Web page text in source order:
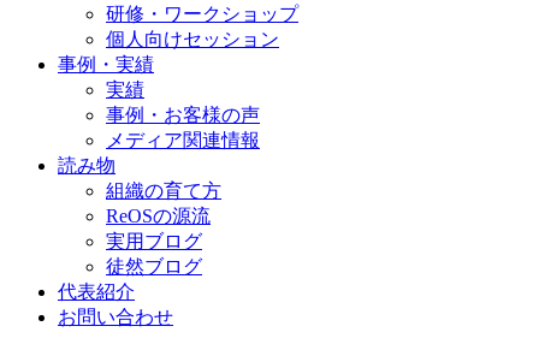
研修・ワークショップ
個人向けセッション
事例・実績
実績
事例・お客様の声
メディア関連情報
読み物
組織の育て方
ReOSの源流
実用ブログ
徒然ブログ
代表紹介
お問い合わせ